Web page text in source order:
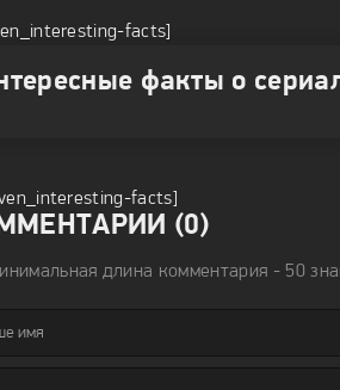
facts]
факты о
facts]
(0)
длина комментария - 50